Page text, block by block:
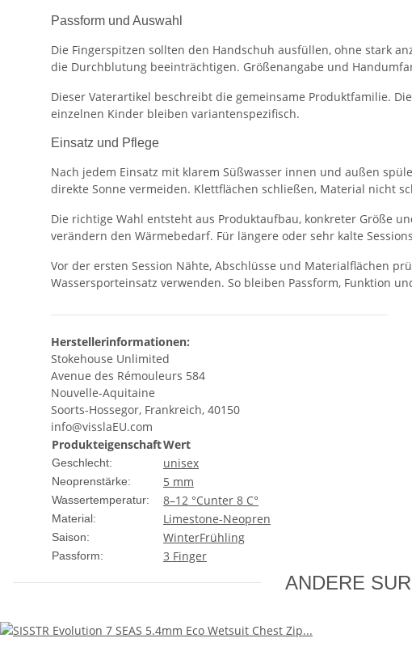
Passform und Auswahl
Die Fingerspitzen sollten den Handschuh ausfüllen, ohne stark
die Durchblutung beeinträchtigen. Größenangabe und
Dieser Vaterartikel beschreibt die gemeinsame Produktfamilie.
einzelnen Kinder bleiben variantenspezifisch.
Einsatz und Pflege
Nach jedem Einsatz mit klarem Süßwasser innen und außen
direkte Sonne vermeiden. Klettflächen schließen, Material nicht
Die richtige Wahl entsteht aus Produktaufbau, konkreter Größe
verändern den Wärmebedarf. Für längere oder sehr kalte
Vor der ersten Session Nähte, Abschlüsse und Materialflächen
Wassersporteinsatz verwenden. So bleiben Passform, Funktion
Herstellerinformationen:
Stokehouse Unlimited
Avenue des Rémouleurs 584
Nouvelle-Aquitaine
Soorts-Hossegor, Frankreich, 40150
info@visslaEU.com
ProdukteigenschaftWert
Geschlecht: unisex
Neoprenstärke: 5 mm
Wassertemperatur: 8–12 °Cunter 8 C°
Material: Limestone-Neopren
Saison: WinterFrühling
Passform: 3 Finger
ANDERE